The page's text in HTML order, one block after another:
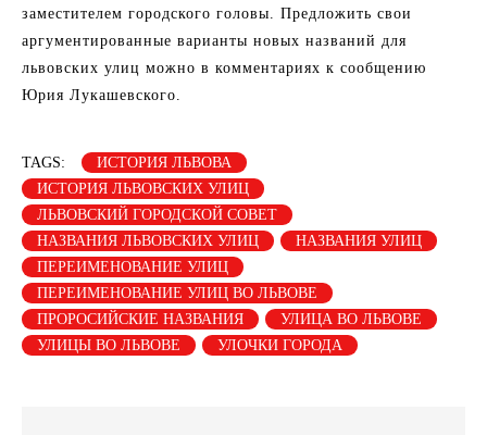
заместителем городского головы. Предложить свои
аргументированные варианты новых названий для
львовских улиц можно в комментариях к сообщению
Юрия Лукашевского.
TAGS:
ИСТОРИЯ ЛЬВОВА
ИСТОРИЯ ЛЬВОВСКИХ УЛИЦ
ЛЬВОВСКИЙ ГОРОДСКОЙ СОВЕТ
НАЗВАНИЯ ЛЬВОВСКИХ УЛИЦ
НАЗВАНИЯ УЛИЦ
ПЕРЕИМЕНОВАНИЕ УЛИЦ
ПЕРЕИМЕНОВАНИЕ УЛИЦ ВО ЛЬВОВЕ
ПРОРОСИЙСКИЕ НАЗВАНИЯ
УЛИЦА ВО ЛЬВОВЕ
УЛИЦЫ ВО ЛЬВОВЕ
УЛОЧКИ ГОРОДА